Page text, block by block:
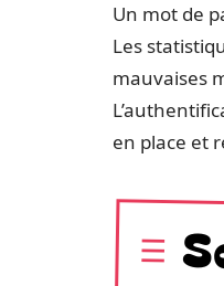
Un mot de
Les
mauvaises
en place et